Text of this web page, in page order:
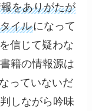
をありがたが
イルになって
信じて疑わな
籍の情報源は
っていないだ
しながら吟味